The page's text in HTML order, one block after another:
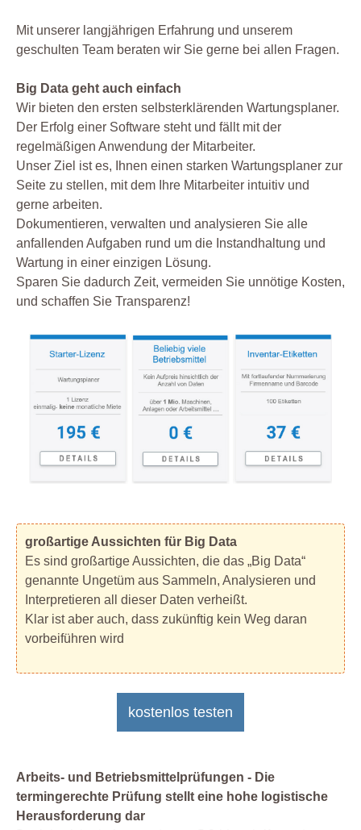
Mit unserer langjährigen Erfahrung und unserem
geschulten Team beraten wir Sie gerne bei allen Fragen.
Big Data geht auch einfach
Wir bieten den ersten selbsterklärenden Wartungsplaner.
Der Erfolg einer Software steht und fällt mit der
regelmäßigen Anwendung der Mitarbeiter.
Unser Ziel ist es, Ihnen einen starken Wartungsplaner zur
Seite zu stellen, mit dem Ihre Mitarbeiter intuitiv und
gerne arbeiten.
Dokumentieren, verwalten und analysieren Sie alle
anfallenden Aufgaben rund um die Instandhaltung und
Wartung in einer einzigen Lösung.
Sparen Sie dadurch Zeit, vermeiden Sie unnötige Kosten,
und schaffen Sie Transparenz!
großartige Aussichten für Big Data
Es sind großartige Aussichten, die das „Big Data“
genannte Ungetüm aus Sammeln, Analysieren und
Interpretieren all dieser Daten verheißt.
Klar ist aber auch, dass zukünftig kein Weg daran
vorbeiführen wird
kostenlos testen
Arbeits- und Betriebsmittelprüfungen - Die
termingerechte Prüfung stellt eine hohe logistische
Herausforderung dar